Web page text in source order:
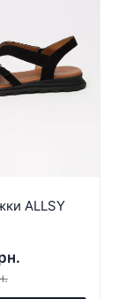
ALLSY